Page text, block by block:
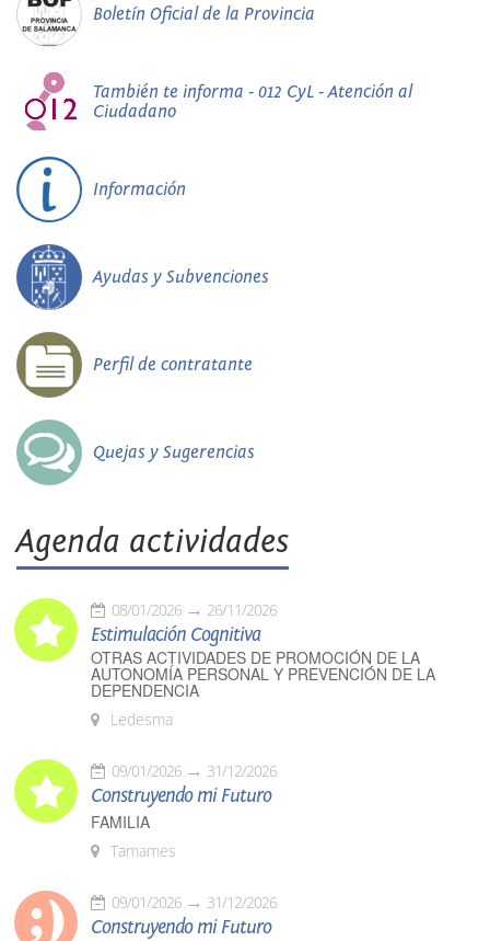
Boletín Oficial de la Provincia
También te informa - 012 CyL - Atención al
Ciudadano
Información
Ayudas y Subvenciones
Perfil de contratante
Quejas y Sugerencias
Agenda actividades
08/01/2026 26/11/2026
Estimulación Cognitiva
OTRAS ACTIVIDADES DE PROMOCIÓN DE LA
AUTONOMÍA PERSONAL Y PREVENCIÓN DE LA
DEPENDENCIA
Ledesma
09/01/2026 31/12/2026
Construyendo mi Futuro
FAMILIA
Tamames
09/01/2026 31/12/2026
Construyendo mi Futuro